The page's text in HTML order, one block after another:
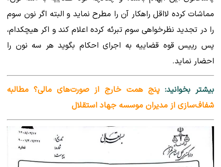
مماشات کرده لااقل راهکار آن را مطرح نماید و البته اگر نون سوم
را در تجدید نظرخواهی سوم تبرئه کرده اعلام کند و اکر هیچکدام،
پس رییس قوه قضاییه به اجرای احکام بگوید هر سه نون را
احضار نماید.
بیشتر بخوانید:پنج همت خارج از صورت‌های مالی؟ مطالبه
شفاف‌سازی از مدیران موسسه جهاد استقلال